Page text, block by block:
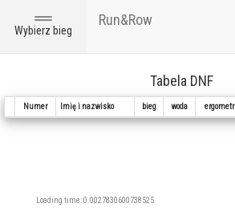
Toggle
navigation
Wybierz bieg
Run&Row
Tabela DNF
Numer Imię i nazwisko bieg woda ergometr
Loading time: 0.0027830600738525